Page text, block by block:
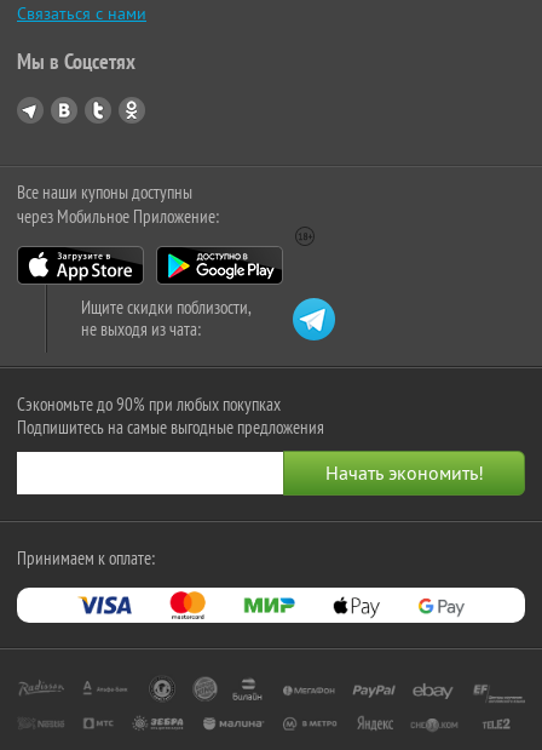
Связаться с нами
Мы в Соцсетях
Все наши купоны доступны
через Мобильное Приложение:
Ищите скидки поблизости,
не выходя из чата:
Сэкономьте до 90% при любых покупках
Подпишитесь на самые выгодные предложения
Принимаем к оплате: